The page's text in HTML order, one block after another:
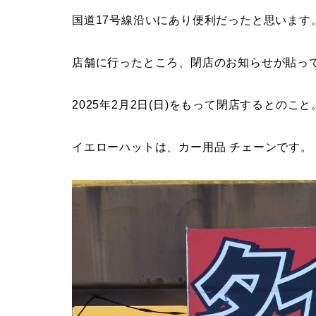
国道17号線沿いにあり便利だったと思います
店舗に行ったところ、閉店のお知らせが貼っ
2025年2月2日(日)をもって閉店するとのこと
イエローハットは、カー用品 チェーンです。